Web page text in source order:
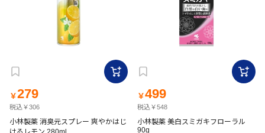
￥279
税込￥306
小林製薬 消臭元スプレー 爽やかはじ
￥499
税込￥548
小林製薬 美白スミガキフローラル
90g